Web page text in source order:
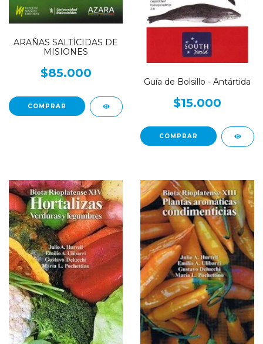
ARAÑAS SALTÍCIDAS DE
MISIONES
$85.000
Guía de Bolsillo - Antártida
$15.000